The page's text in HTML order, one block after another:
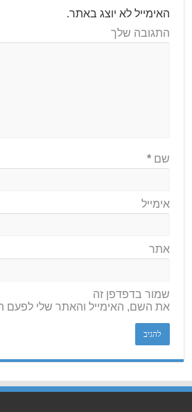
האימייל לא יוצג באתר.
התגובה שלך
שם*
אימייל
אתר
שמור בדפדפן זה
את השם, האימייל והאתר שלי לפעם